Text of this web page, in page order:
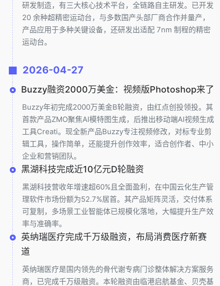
研发制造，有三大核心技术平台，全链路自主研发。已开发
20 余种超精密运动台，与多数国产头部厂商合作并量产，
产品应用于多种关键设备，还研发出适配 7nm 制程的精密
运动台。
2026-04-27
Buzzy融资2000万美金：视频版Photoshop来了
Buzzy年初完成2000万美金B轮融资，由红点创投领投。其
首款产品ZMO聚焦AI模特图生成，后推出移动端AI视频生成
工具Creati。现全新产品Buzzy专注视频修改，对标专业剪
辑工具，操作简单，还能提升创作效率，适合创作者、中小
企业和营销团队。
黑湖科技完成近10亿元D轮融资
黑湖科技营收年增速超60%且全面盈利，在中国云化生产管
理软件市场份额为52.7%居首。其产品矩阵灵活，交付体系
可复制，多场景工业智能体已规模化落地，大幅提升生产效
率与准确率。
英纳瑞医疗完成千万级融资，布局消费医疗新赛
道
英纳瑞医疗是国内领先的骨代谢专病门诊整体解决方案服务
商，已完成千万级融资。本轮融资由临港启航基金、贝壳基